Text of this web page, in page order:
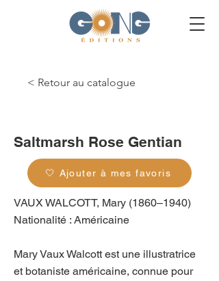
< Retour au catalogue
Saltmarsh Rose Gentian
🤍 Ajouter à mes favoris
VAUX WALCOTT, Mary (1860–1940)
Nationalité : Américaine
Mary Vaux Walcott est une illustratrice
et botaniste américaine, connue pour